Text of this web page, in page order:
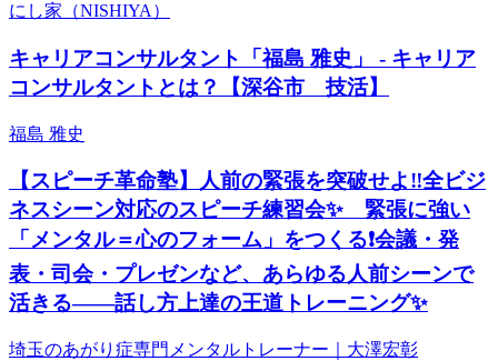
にし家（NISHIYA）
キャリアコンサルタント「福島 雅史」 - キャリア
コンサルタントとは？【深谷市 技活】
福島 雅史
【スピーチ革命塾】人前の緊張を突破せよ‼️全ビジ
ネスシーン対応のスピーチ練習会✨ 緊張に強い
「メンタル＝心のフォーム」をつくる❗会議・発
表・司会・プレゼンなど、あらゆる人前シーンで
活きる――話し方上達の王道トレーニング✨
埼玉のあがり症専門メンタルトレーナー｜大澤宏彰